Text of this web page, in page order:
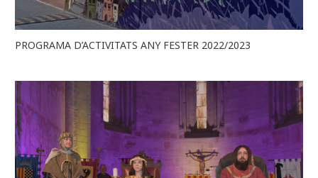
PROGRAMA D’ACTIVITATS ANY FESTER 2022/2023